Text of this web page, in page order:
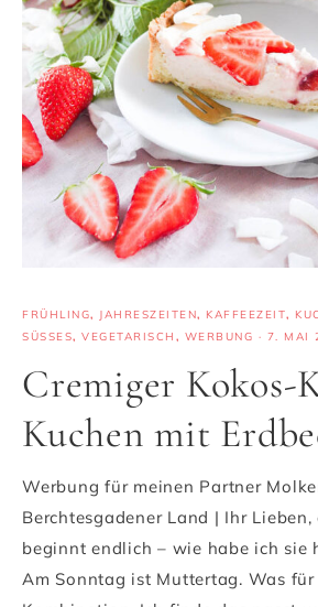
FRÜHLING, JAHRESZEITEN, KAFFEEZEIT,
SÜSSES
, VEGETARISCH , WERBUNG · 7. MAI
Cremiger Kokos-
Kuchen mit
Werbung für meinen Partner
Berchtesgadener Land | Ihr
beginnt endlich – wie habe ich sie
Am Sonntag ist Muttertag. Was für